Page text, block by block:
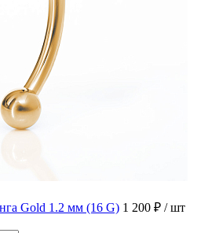
Gold 1.2 мм (16 G) 1 200 ₽ / шт